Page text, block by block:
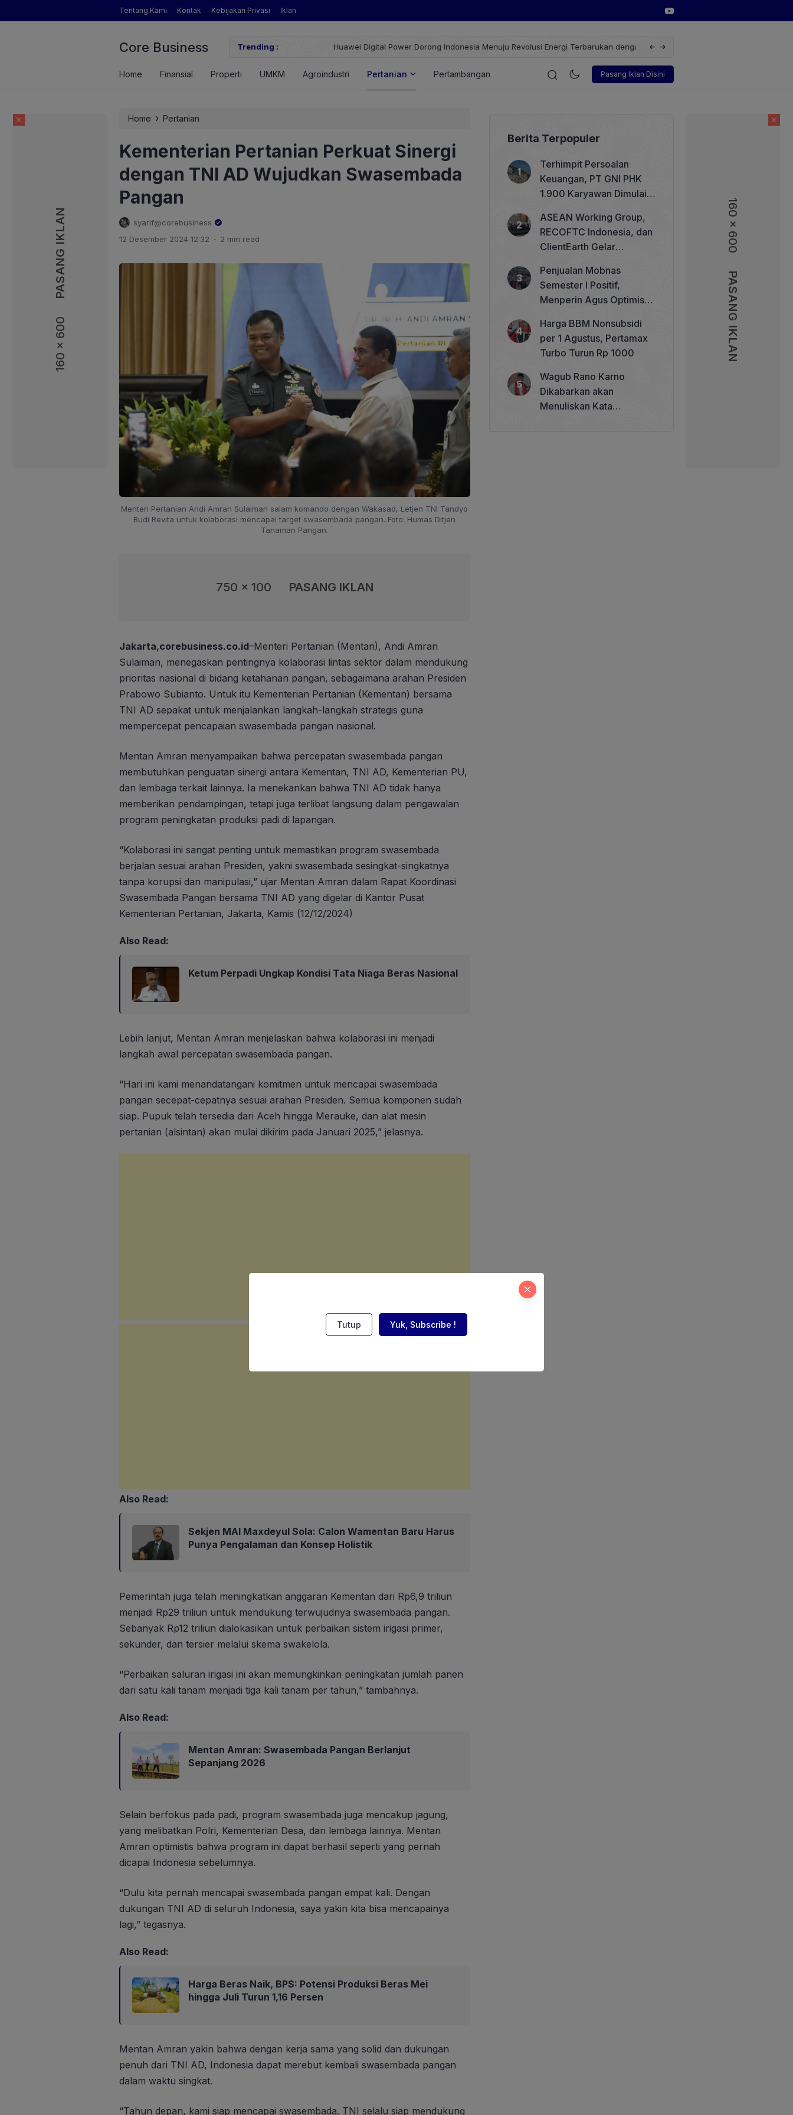
160 x 600
PASANG IKLAN 160 x 600
PASANG IKLAN
Tentang Kami Kontak Kebijakan Privasi Iklan
Core Business Trending :
Pertanian yang Dimaksud Mentan Amran?
Huawei Digital Power Dorong Indonesia Menuju Revolusi Energi Terbarukan dengan Solusi
Wakil Direktur Utama PT Pelindo,
Pasang Iklan Disini
Home Finansial Properti UMKM Agroindustri Pertanian Pertambangan Korporasi Teknologi Otomotif
160 x 600
PASANG IKLAN
Home › Pertanian
Kementerian Pertanian Perkuat Sinergi
dengan TNI AD Wujudkan Swasembada
Pangan
syarif@corebusiness
12 Desember 2024 12:32 . 2 min read
Menteri Pertanian Andi Amran Sulaiman salam komando dengan Wakasad, Letjen TNI Tandyo
Budi Revita untuk kolaborasi mencapai target swasembada pangan. Foto: Humas Ditjen
Tanaman Pangan.
750 x 100 PASANG IKLAN
Jakarta,corebusiness.co.id–Menteri Pertanian (Mentan), Andi Amran
Sulaiman, menegaskan pentingnya kolaborasi lintas sektor dalam mendukung
prioritas nasional di bidang ketahanan pangan, sebagaimana arahan Presiden
Prabowo Subianto. Untuk itu Kementerian Pertanian (Kementan) bersama
TNI AD sepakat untuk menjalankan langkah-langkah strategis guna
mempercepat pencapaian swasembada pangan nasional.
Mentan Amran menyampaikan bahwa percepatan swasembada pangan
membutuhkan penguatan sinergi antara Kementan, TNI AD, Kementerian PU,
dan lembaga terkait lainnya. Ia menekankan bahwa TNI AD tidak hanya
memberikan pendampingan, tetapi juga terlibat langsung dalam pengawalan
program peningkatan produksi padi di lapangan.
“Kolaborasi ini sangat penting untuk memastikan program swasembada
berjalan sesuai arahan Presiden, yakni swasembada sesingkat-singkatnya
tanpa korupsi dan manipulasi,” ujar Mentan Amran dalam Rapat Koordinasi
Swasembada Pangan bersama TNI AD yang digelar di Kantor Pusat
Kementerian Pertanian, Jakarta, Kamis (12/12/2024)
Also Read:
Ketum Perpadi Ungkap Kondisi Tata Niaga Beras Nasional
Lebih lanjut, Mentan Amran menjelaskan bahwa kolaborasi ini menjadi
langkah awal percepatan swasembada pangan.
“Hari ini kami menandatangani komitmen untuk mencapai swasembada
pangan secepat-cepatnya sesuai arahan Presiden. Semua komponen sudah
siap. Pupuk telah tersedia dari Aceh hingga Merauke, dan alat mesin
pertanian (alsintan) akan mulai dikirim pada Januari 2025,” jelasnya.
Also Read:
Sekjen MAI Maxdeyul Sola: Calon Wamentan Baru Harus
Punya Pengalaman dan Konsep Holistik
Pemerintah juga telah meningkatkan anggaran Kementan dari Rp6,9 triliun
menjadi Rp29 triliun untuk mendukung terwujudnya swasembada pangan.
Sebanyak Rp12 triliun dialokasikan untuk perbaikan sistem irigasi primer,
sekunder, dan tersier melalui skema swakelola.
“Perbaikan saluran irigasi ini akan memungkinkan peningkatan jumlah panen
dari satu kali tanam menjadi tiga kali tanam per tahun,” tambahnya.
Also Read:
Mentan Amran: Swasembada Pangan Berlanjut
Sepanjang 2026
Selain berfokus pada padi, program swasembada juga mencakup jagung,
yang melibatkan Polri, Kementerian Desa, dan lembaga lainnya. Mentan
Amran optimistis bahwa program ini dapat berhasil seperti yang pernah
dicapai Indonesia sebelumnya.
“Dulu kita pernah mencapai swasembada pangan empat kali. Dengan
dukungan TNI AD di seluruh Indonesia, saya yakin kita bisa mencapainya
lagi,” tegasnya.
Also Read:
Harga Beras Naik, BPS: Potensi Produksi Beras Mei
hingga Juli Turun 1,16 Persen
Mentan Amran yakin bahwa dengan kerja sama yang solid dan dukungan
penuh dari TNI AD, Indonesia dapat merebut kembali swasembada pangan
dalam waktu singkat.
“Tahun depan, kami siap mencapai swasembada. TNI selalu siap mendukung
Berita Terpopuler
Terhimpit Persoalan
Keuangan, PT GNI PHK
1.900 Karyawan Dimulai 5
ASEAN Working Group,
RECOFTC Indonesia, dan
ClientEarth Gelar
Memperkuat Tata Kelola
Perhutanan Sosial
Penjualan Mobnas
Semester I Positif,
Menperin Agus Optimistis
Harga BBM Nonsubsidi
per 1 Agustus, Pertamax
Turbo Turun Rp 1000
Wagub Rano Karno
Dikabarkan akan
Menuliskan Kata
Tutup Yuk, Subscribe !